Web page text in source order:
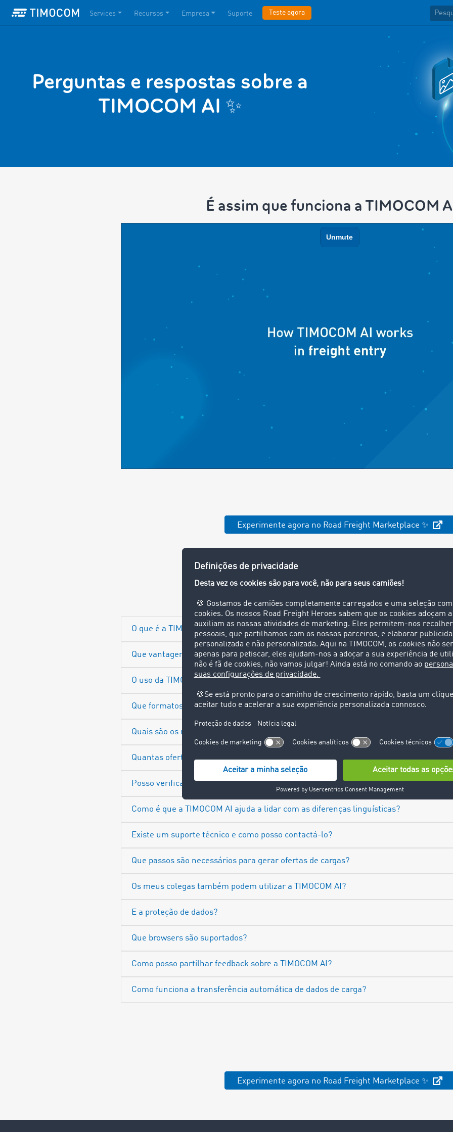
Services Recursos Empresa Suporte Teste agora
Perguntas e respostas sobre a
TIMOCOM AI ✨
É assim que funciona a TIMOCOM
Experimente agora no Road Freight Marketplace ✨
Perguntas e respostas sobre a
O que é a TIMOCOM AI?
Que vantagens oferece a utilização da TIMOCOM AI?
O uso da TIMOCOM AI é realmente gratuito?
Que formatos de ficheiro são suportados?
Quais são os requisitos de qualidade dos ficheiros carregados (p. ex., tamanho do
Quantas ofertas de carga posso criar simultaneamente?
Posso verificar os dados de carga antes da publicação?
Como é que a TIMOCOM AI ajuda a lidar com as diferenças linguísticas?
Existe um suporte técnico e como posso contactá-lo?
Que passos são necessários para gerar ofertas de cargas?
Os meus colegas também podem utilizar a TIMOCOM AI?
E a proteção de dados?
Que browsers são suportados?
Como posso partilhar feedback sobre a TIMOCOM AI?
Como funciona a transferência automática de dados de carga?
Experimente agora no Road Freight Marketplace ✨